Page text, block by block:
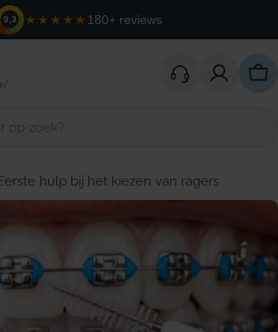
9,3 ★★★★★ 180+ reviews
hulp bij het kiezen van ragers